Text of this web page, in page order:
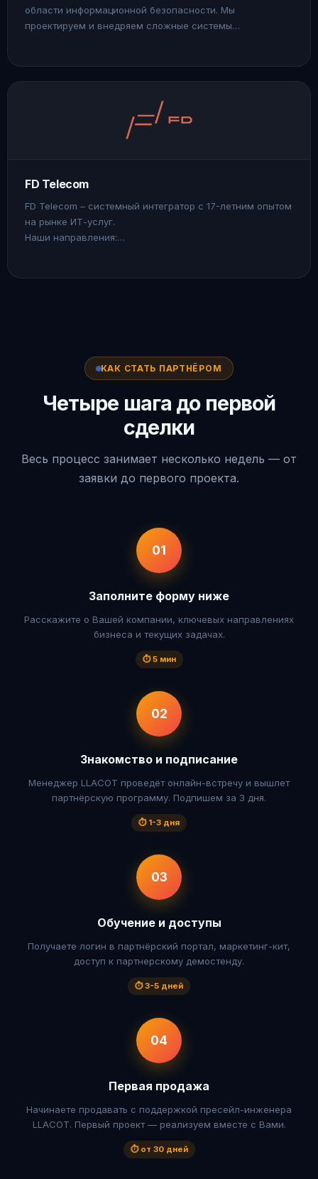
области информационной безопасности. Мы
проектируем и внедряем сложные системы
FD Telecom
FD Telecom – системный интегратор с 17-летним опытом
на рынке ИТ-услуг.
Наши направления:
КАК СТАТЬ ПАРТНЁРОМ
Четыре шага до первой
сделки
Весь процесс занимает несколько недель — от
заявки до первого проекта.
01
Заполните форму ниже
Расскажите о Вашей компании, ключевых направлениях
бизнеса и текущих задачах.
⏱ 5 мин
02
Знакомство и подписание
Менеджер LLACOT проведёт онлайн-встречу и вышлет
партнёрскую программу. Подпишем за 3 дня.
⏱ 1-3 дня
03
Обучение и доступы
Получаете логин в партнёрский портал, маркетинг-кит,
доступ к партнерскому демостенду.
⏱ 3-5 дней
04
Первая продажа
Начинаете продавать с поддержкой пресейл-инженера
LLACOT. Первый проект — реализуем вместе с Вами.
⏱ от 30 дней